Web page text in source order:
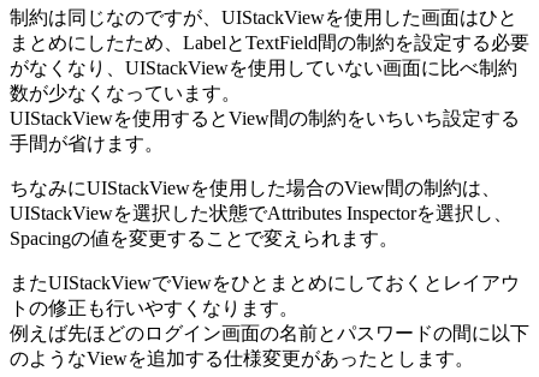
制約は同じなのですが、UIStackViewを使用した画面はひと
まとめにしたため、LabelとTextField間の制約を設定する必要
がなくなり、UIStackViewを使用していない画面に比べ制約
数が少なくなっています。
UIStackViewを使用するとView間の制約をいちいち設定する
手間が省けます。
ちなみにUIStackViewを使用した場合のView間の制約は、
UIStackViewを選択した状態でAttributes Inspectorを選択し、
Spacingの値を変更することで変えられます。
またUIStackViewでViewをひとまとめにしておくとレイアウ
トの修正も行いやすくなります。
例えば先ほどのログイン画面の名前とパスワードの間に以下
のようなViewを追加する仕様変更があったとします。